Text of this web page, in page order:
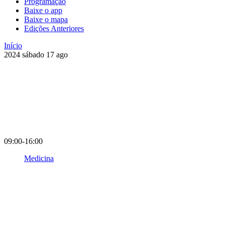
Baixe o app
Baixe o mapa
Edições Anteriores
Início
2024 sábado 17 ago
09:00-16:00
Medicina